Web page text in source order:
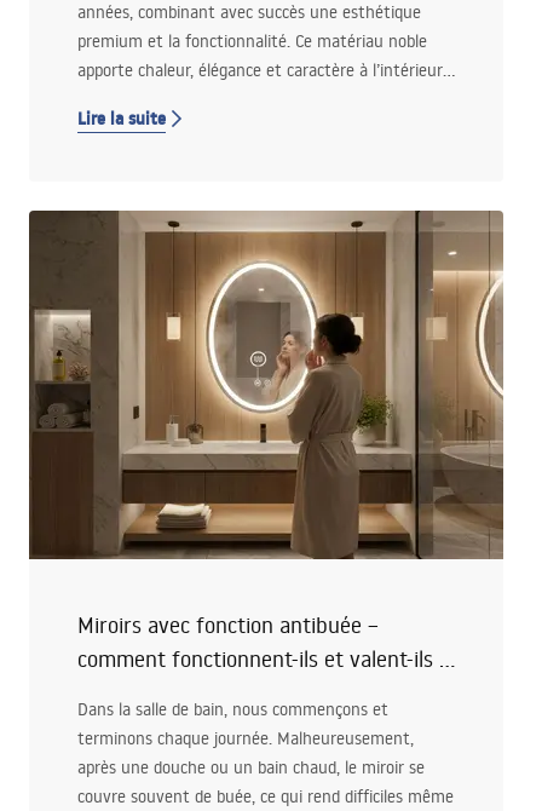
années, combinant avec succès une esthétique
premium et la fonctionnalité. Ce matériau noble
apporte chaleur, élégance et caractère à l’intérieur,
s’intégrer aussi bien dans des aménagements
Lire la suite
Miroirs avec fonction antibuée –
comment fonctionnent-ils et valent-ils le
Dans la salle de bain, nous commençons et
terminons chaque journée. Malheureusement,
après une douche ou un bain chaud, le miroir se
couvre souvent de buée, ce qui rend difficiles même